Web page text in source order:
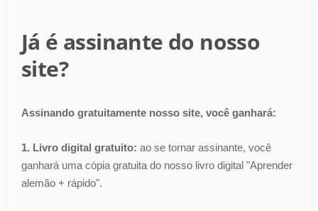
Já é assinante do nosso
site?
Assinando gratuitamente nosso site, você ganhará:
1. Livro digital gratuito: ao se tornar assinante, você
ganhará uma cópia gratuita do nosso livro digital "Aprender
alemão + rápido".